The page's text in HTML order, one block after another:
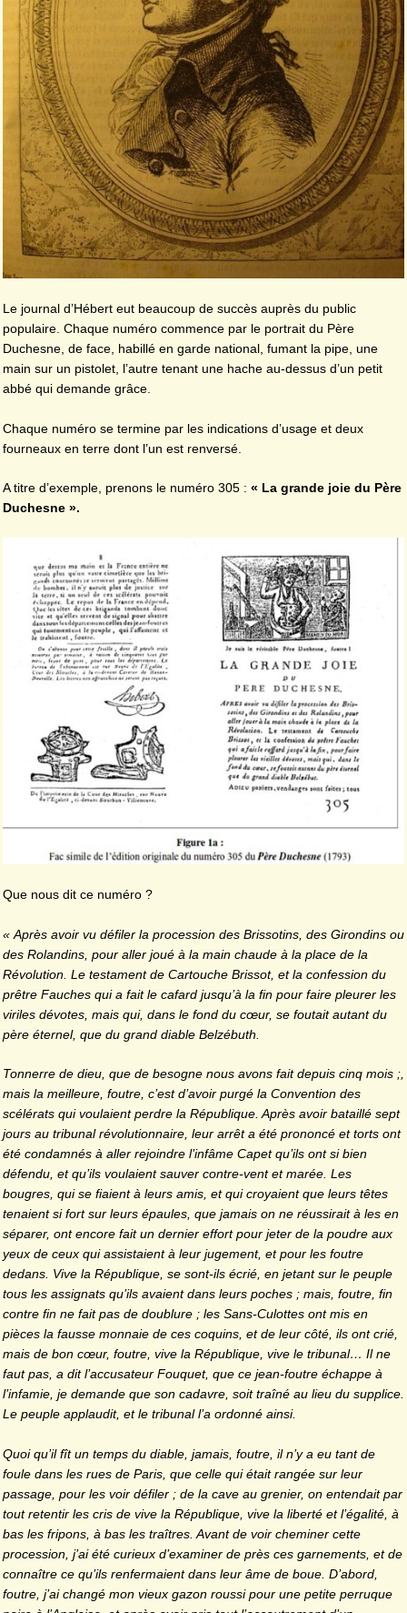
Le journal d’Hébert eut beaucoup de succès auprès du public
populaire. Chaque numéro commence par le portrait du Père
Duchesne, de face, habillé en garde national, fumant la pipe, une
main sur un pistolet, l’autre tenant une hache au-dessus d’un petit
abbé qui demande grâce.
Chaque numéro se termine par les indications d’usage et deux
fourneaux en terre dont l’un est renversé.
A titre d’exemple, prenons le numéro 305 : « La grande joie du Père
Duchesne ».
Que nous dit ce numéro ?
« Après avoir vu défiler la procession des Brissotins, des Girondins ou
des Rolandins, pour aller joué à la main chaude à la place de la
Révolution. Le testament de Cartouche Brissot, et la confession du
prêtre Fauches qui a fait le cafard jusqu’à la fin pour faire pleurer les
viriles dévotes, mais qui, dans le fond du cœur, se foutait autant du
père éternel, que du grand diable Belzébuth.
Tonnerre de dieu, que de besogne nous avons fait depuis cinq mois ;,
mais la meilleure, foutre, c’est d’avoir purgé la Convention des
scélérats qui voulaient perdre la République. Après avoir bataillé sept
jours au tribunal révolutionnaire, leur arrêt a été prononcé et torts ont
été condamnés à aller rejoindre l’infâme Capet qu’ils ont si bien
défendu, et qu’ils voulaient sauver contre-vent et marée. Les
bougres, qui se fiaient à leurs amis, et qui croyaient que leurs têtes
tenaient si fort sur leurs épaules, que jamais on ne réussirait à les en
séparer, ont encore fait un dernier effort pour jeter de la poudre aux
yeux de ceux qui assistaient à leur jugement, et pour les foutre
dedans. Vive la République, se sont-ils écrié, en jetant sur le peuple
tous les assignats qu’ils avaient dans leurs poches ; mais, foutre, fin
contre fin ne fait pas de doublure ; les Sans-Culottes ont mis en
pièces la fausse monnaie de ces coquins, et de leur côté, ils ont crié,
mais de bon cœur, foutre, vive la République, vive le tribunal… Il ne
faut pas, a dit l’accusateur Fouquet, que ce jean-foutre échappe à
l’infamie, je demande que son cadavre, soit traîné au lieu du supplice.
Le peuple applaudit, et le tribunal l’a ordonné ainsi.
Quoi qu’il fît un temps du diable, jamais, foutre, il n’y a eu tant de
foule dans les rues de Paris, que celle qui était rangée sur leur
passage, pour les voir défiler ; de la cave au grenier, on entendait par
tout retentir les cris de vive la République, vive la liberté et l’égalité, à
bas les fripons, à bas les traîtres. Avant de voir cheminer cette
procession, j’ai été curieux d’examiner de près ces garnements, et de
connaître ce qu’ils renfermaient dans leur âme de boue. D’abord,
foutre, j’ai changé mon vieux gazon roussi pour une petite perruque